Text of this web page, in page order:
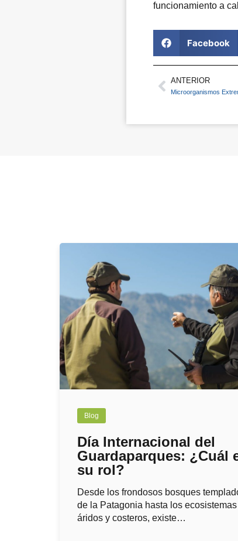
funcionamiento a
Facebook
Prev
ANTERIOR
Microorganismos
Blog
Día Internacional del
Guardaparques: ¿Cuál
su rol?
Desde los frondosos bosques
de la Patagonia hasta los ecosistemas
áridos y costeros, existe…